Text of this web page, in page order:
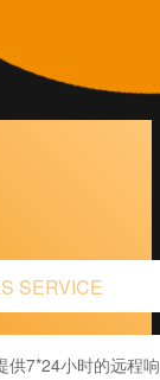
SERVICE
供7*24小时的远程响